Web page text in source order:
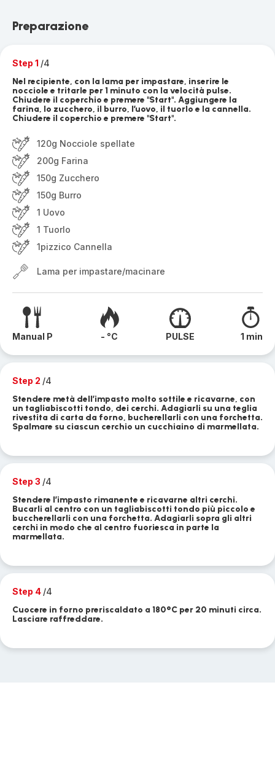
Preparazione
Step 1 /4
Nel recipiente, con la lama per impastare, inserire le
nocciole e tritarle per 1 minuto con la velocità pulse.
Chiudere il coperchio e premere "Start". Aggiungere la
farina, lo zucchero, il burro, l’uovo, il tuorlo e la cannella.
Chiudere il coperchio e premere "Start".
120g Nocciole spellate
200g Farina
150g Zucchero
150g Burro
1 Uovo
1 Tuorlo
1pizzico Cannella
Lama per impastare/macinare
Manual P - °C PULSE 1 min
Step 2 /4
Stendere metà dell’impasto molto sottile e ricavarne, con
un tagliabiscotti tondo, dei cerchi. Adagiarli su una teglia
rivestita di carta da forno, bucherellarli con una forchetta.
Spalmare su ciascun cerchio un cucchiaino di marmellata.
Step 3 /4
Stendere l’impasto rimanente e ricavarne altri cerchi.
Bucarli al centro con un tagliabiscotti tondo più piccolo e
buccherellarli con una forchetta. Adagiarli sopra gli altri
cerchi in modo che al centro fuoriesca in parte la
marmellata.
Step 4 /4
Cuocere in forno preriscaldato a 180°C per 20 minuti circa.
Lasciare raffreddare.